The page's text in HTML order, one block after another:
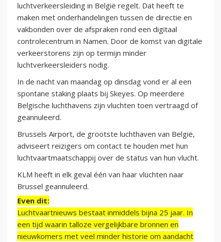
luchtverkeersleiding in België regelt. Dat heeft te
maken met onderhandelingen tussen de directie en
vakbonden over de afspraken rond een digitaal
controlecentrum in Namen. Door de komst van digitale
verkeerstorens zijn op termijn minder
luchtverkeersleiders nodig.
In de nacht van maandag op dinsdag vond er al een
spontane staking plaats bij Skeyes. Op meerdere
Belgische luchthavens zijn vluchten toen vertraagd of
geannuleerd.
Brussels Airport, de grootste luchthaven van België,
adviseert reizigers om contact te houden met hun
luchtvaartmaatschappij over de status van hun vlucht.
KLM heeft in elk geval één van haar vluchten naar
Brussel geannuleerd.
Even dit:
Luchtvaartnieuws bestaat inmiddels bijna 25 jaar. In
een tijd waarin talloze vergelijkbare bronnen en
nieuwkomers met veel minder historie om aandacht